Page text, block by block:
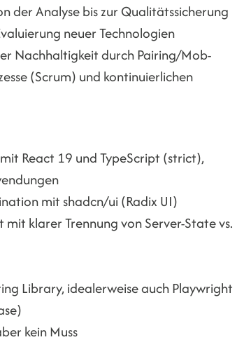
der Analyse bis zur Qualitätssicherung
neuer Technologien
Nachhaltigkeit durch Pairing/Mob-
(Scrum) und kontinuierlichen
React 19 und TypeScript (strict),
mit shadcn/ui (Radix UI)
klarer Trennung von Server-State vs.
Library, idealerweise auch Playwright
kein Muss